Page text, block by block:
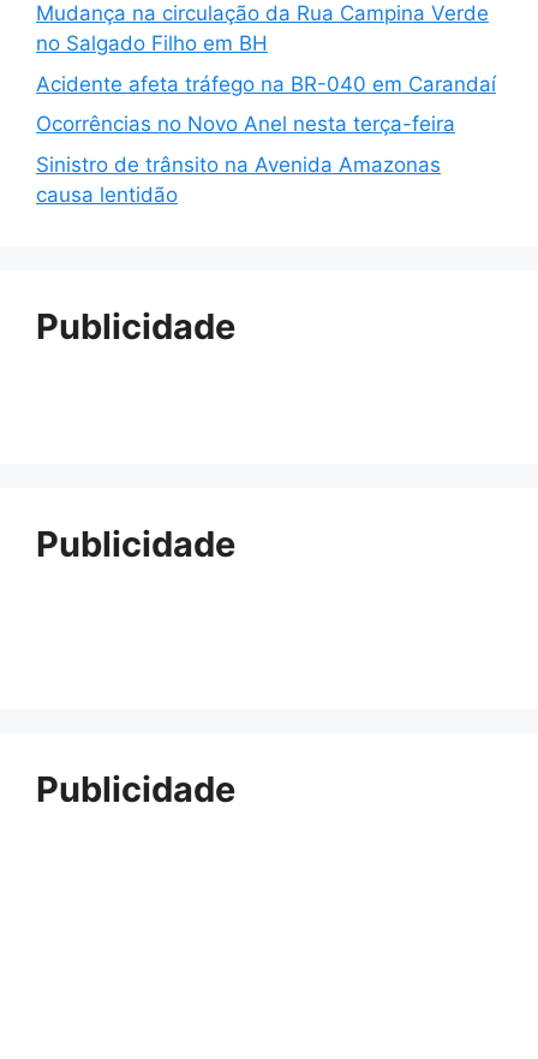
Mudança na circulação da Rua Campina Verde
no Salgado Filho em BH
Acidente afeta tráfego na BR-040 em Carandaí
Ocorrências no Novo Anel nesta terça-feira
Sinistro de trânsito na Avenida Amazonas
causa lentidão
Publicidade
Publicidade
Publicidade